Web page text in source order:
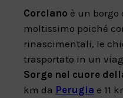
Corciano è un borgo
moltissimo poiché
rinascimentali, le
trasportato in un
Sorge nel cuore
km da Perugia e 11